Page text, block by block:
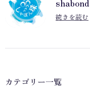
S
続きを読む
カテゴリー一覧